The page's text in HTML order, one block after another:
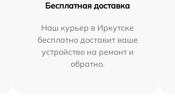
Бесплатная доставка
Наш курьер в Иркутске
бесплатно доставит ваше
устройство на ремонт и
обратно.